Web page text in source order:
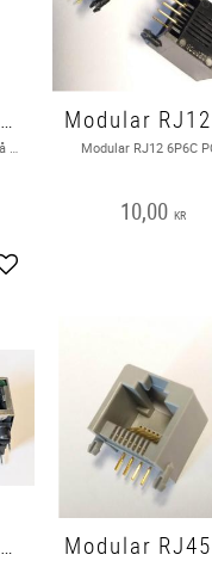
Modular RJ12 6P6C PCB
Add to favorites
Modular RJ12 6P6C
10,00 KR
Modular RJ45 8P8C Vinklad Amphenol PCB